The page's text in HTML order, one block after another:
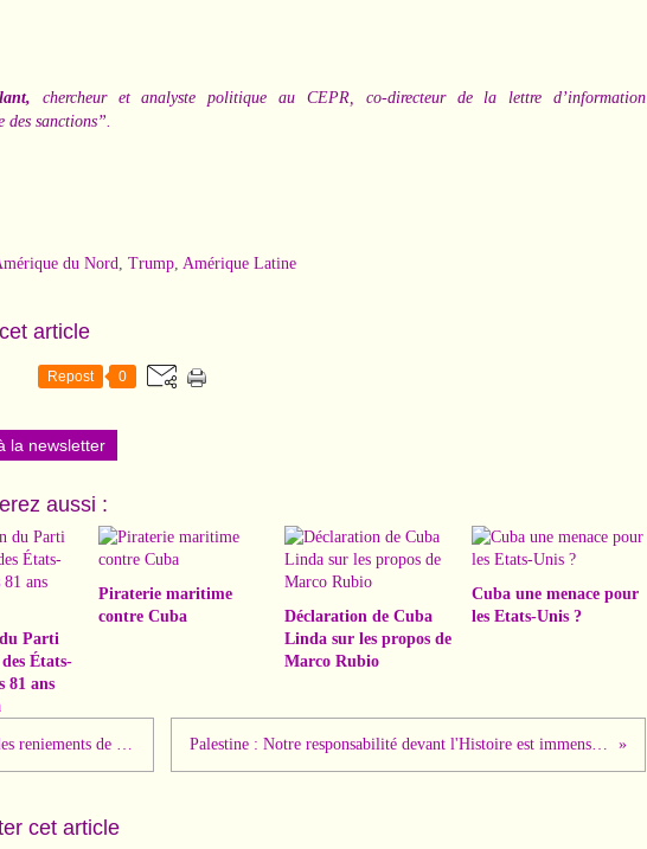
chercheur et analyste politique au CEPR, co-directeur de la lettre d’information
des sanctions”.
du Nord, Trump, Amérique Latine
article
Repost 0
la newsletter
aussi :
Parti
États-
81 ans
Piraterie maritime
contre Cuba
Déclaration de Cuba
Linda sur les propos de
Marco Rubio
Cuba une menace pour
les Etats-Unis ?
Syrie : les reniements de Macron... Palestine : Notre responsabilité devant l'Histoire est immense. Par Ian Brossat
cet article